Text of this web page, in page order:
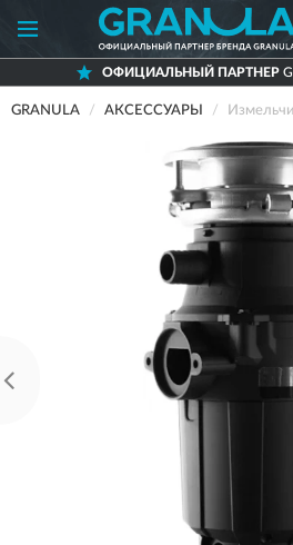
ОФИЦИАЛЬНЫЙ ПАРТНЕР
GRANULA АКСЕССУАРЫ